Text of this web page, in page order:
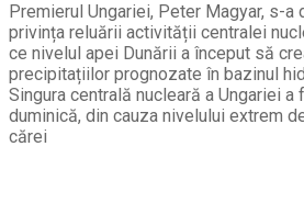
Premierul Ungariei, Peter Magyar, s-a
privința reluării activității centralei
ce nivelul apei Dunării a început să
precipitațiilor prognozate în bazinul
Singura centrală nucleară a Ungariei
duminică, din cauza nivelului extrem
cărei